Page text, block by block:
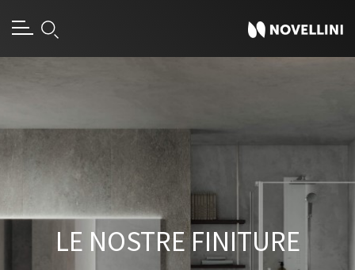
LE NOSTRE FINITURE